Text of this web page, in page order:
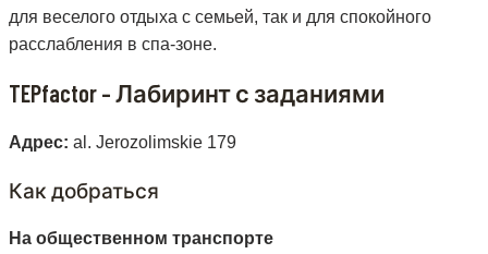
для веселого отдыха с семьей, так и для спокойного
расслабления в спа-зоне.
TEPfactor – Лабиринт с заданиями
Адрес: al. Jerozolimskie 179
Как добраться
На общественном транспорте